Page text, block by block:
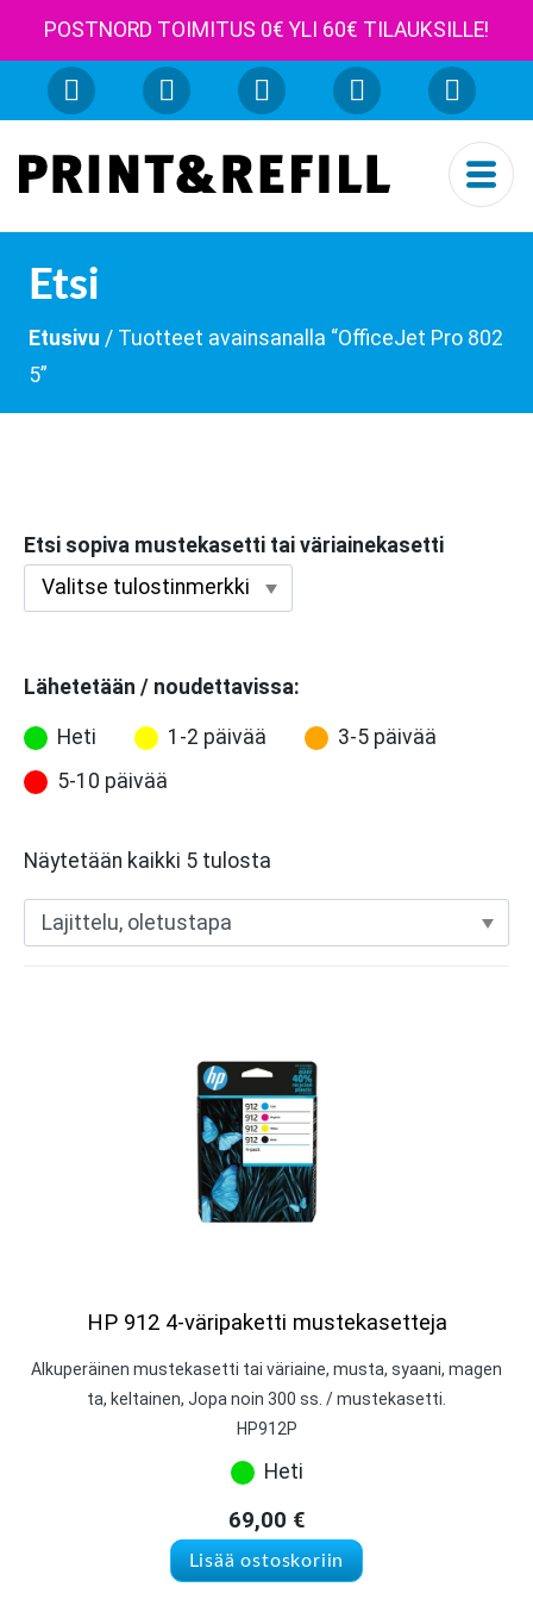
POSTNORD TOIMITUS 0€ YLI 60€ TILAUKSILLE!
Etsi
Etusivu / Tuotteet avainsanalla “OfficeJet Pro 802
5”
Etsi sopiva mustekasetti tai väriainekasetti
Lähetetään / noudettavissa:
Heti 1-2 päivää
3-5 päivää
5-10 päivää
Näytetään kaikki 5 tulosta
HP 912 4-väripaketti mustekasetteja
Alkuperäinen mustekasetti tai väriaine, musta, syaani, magen
ta, keltainen, Jopa noin 300 ss. / mustekasetti.
HP912P
Heti
69,00 €
Lisää ostoskoriin